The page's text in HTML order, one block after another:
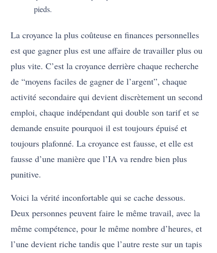
pieds.
La croyance la plus coûteuse en finances personnelles
est que gagner plus est une affaire de travailler plus ou
plus vite. C’est la croyance derrière chaque recherche
de “moyens faciles de gagner de l’argent”, chaque
activité secondaire qui devient discrètement un second
emploi, chaque indépendant qui double son tarif et se
demande ensuite pourquoi il est toujours épuisé et
toujours plafonné. La croyance est fausse, et elle est
fausse d’une manière que l’IA va rendre bien plus
punitive.
Voici la vérité inconfortable qui se cache dessous.
Deux personnes peuvent faire le même travail, avec la
même compétence, pour le même nombre d’heures, et
l’une devient riche tandis que l’autre reste sur un tapis